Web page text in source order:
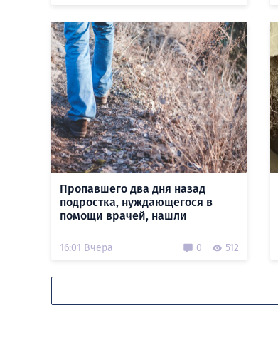
Пропавшего два дня назад
подростка, нуждающегося в
помощи врачей, нашли
16:01 Вчера 0 512